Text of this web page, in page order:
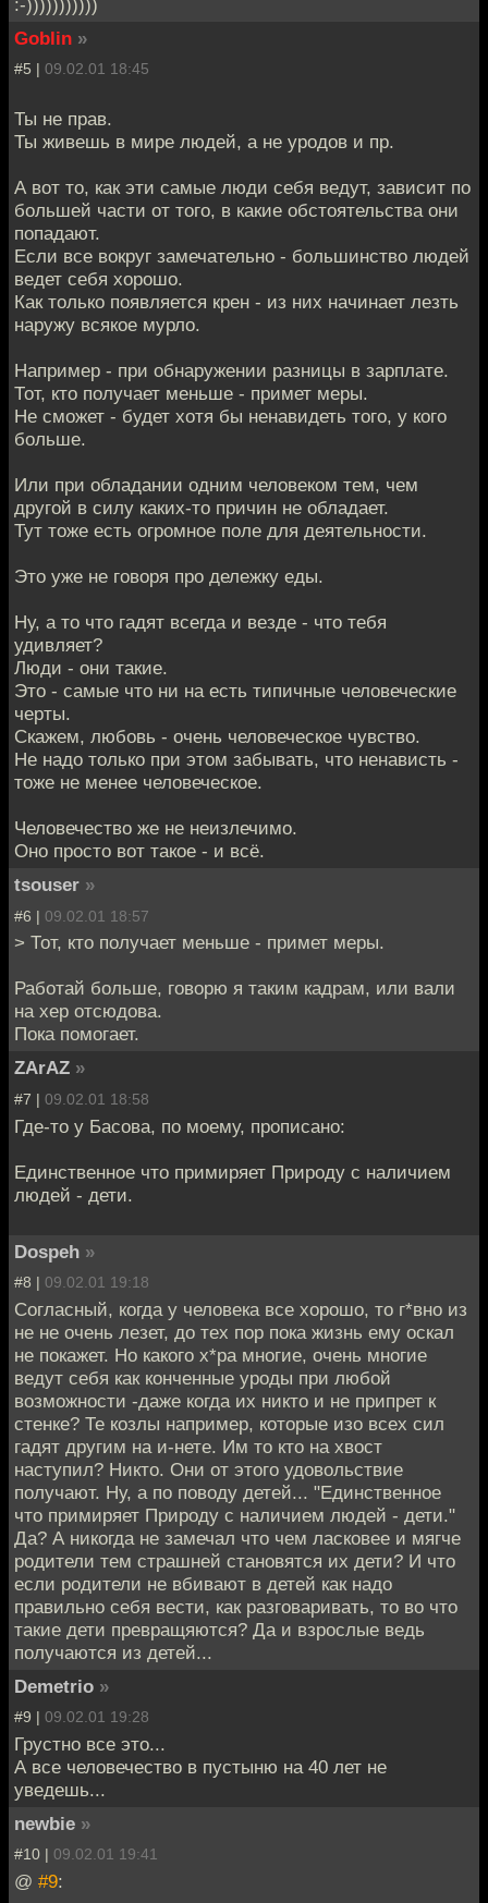
:-)))))))))))
Goblin »
#5 | 09.02.01 18:45
Ты не прав.
Ты живешь в мире людей, а не уродов и пр.
А вот то, как эти самые люди себя ведут, зависит по
большей части от того, в какие обстоятельства они
попадают.
Если все вокруг замечательно - большинство людей
ведет себя хорошо.
Как только появляется крен - из них начинает лезть
наружу всякое мурло.
Например - при обнаружении разницы в зарплате.
Тот, кто получает меньше - примет меры.
Не сможет - будет хотя бы ненавидеть того, у кого
больше.
Или при обладании одним человеком тем, чем
другой в силу каких-то причин не обладает.
Тут тоже есть огромное поле для деятельности.
Это уже не говоря про дележку еды.
Ну, а то что гадят всегда и везде - что тебя
удивляет?
Люди - они такие.
Это - самые что ни на есть типичные человеческие
черты.
Скажем, любовь - очень человеческое чувство.
Не надо только при этом забывать, что ненависть -
тоже не менее человеческое.
Человечество же не неизлечимо.
Оно просто вот такое - и всё.
tsouser »
#6 | 09.02.01 18:57
> Тот, кто получает меньше - примет меры.
Работай больше, говорю я таким кадрам, или вали
на хер отсюдова.
Пока помогает.
ZArAZ »
#7 | 09.02.01 18:58
Где-то у Басова, по моему, прописано:
Единственное что примиряет Природу с наличием
людей - дети.
Dospeh »
#8 | 09.02.01 19:18
Согласный, когда у человека все хорошо, то г*вно из
не не очень лезет, до тех пор пока жизнь ему оскал
не покажет. Но какого х*ра многие, очень многие
ведут себя как конченные уроды при любой
возможности -даже когда их никто и не припрет к
стенке? Те козлы например, которые изо всех сил
гадят другим на и-нете. Им то кто на хвост
наступил? Никто. Они от этого удовольствие
получают. Ну, а по поводу детей... "Единственное
что примиряет Природу с наличием людей - дети."
Да? А никогда не замечал что чем ласковее и мягче
родители тем страшней становятся их дети? И что
если родители не вбивают в детей как надо
правильно себя вести, как разговаривать, то во что
такие дети превращяются? Да и взрослые ведь
получаются из детей...
Demetrio »
#9 | 09.02.01 19:28
Грустно все это...
А все человечество в пустыню на 40 лет не
уведешь...
newbie »
#10 | 09.02.01 19:41
@ #9: